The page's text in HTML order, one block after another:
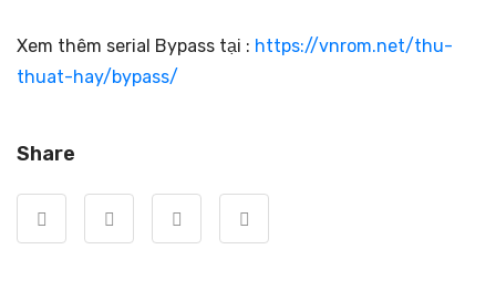
Xem thêm serial Bypass tại : https://vnrom.net/thu-
thuat-hay/bypass/
Share